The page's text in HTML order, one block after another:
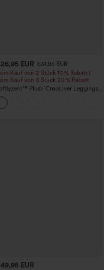
EUR €31,95 EUR
Kauf von 2 Stück 10 % Rabatt |
Kauf von 3 Stück 20 % Rabatt
Plush Crossover Leggings
Taschen-UPF50+
EUR